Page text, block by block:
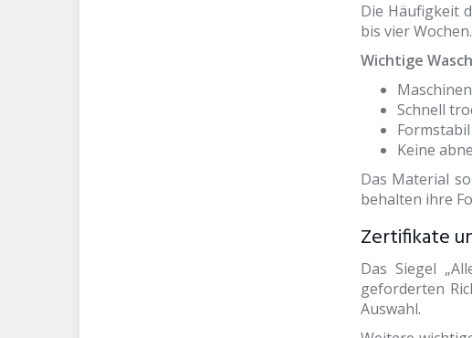
Die Häufigkeit
bis vier Wochen.
Wichtige
Schnell
Keine
Das Material
behalten ihre
Zertifikate
Das Siegel
geforderten
Auswahl.